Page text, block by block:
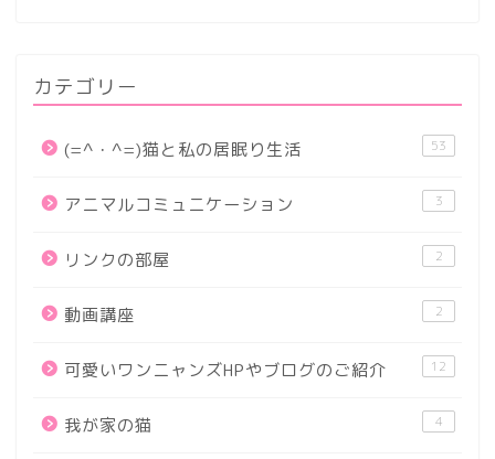
カテゴリー
(=^・^=)猫と私の居眠り生活 53
アニマルコミュニケーション 3
リンクの部屋 2
動画講座 2
可愛いワンニャンズHPやブログのご紹介 12
我が家の猫 4